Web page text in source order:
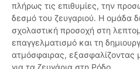
πλήρως τις επιθυμίες, την
δεσμό του ζευγαριού. Η ομάδα
σχολαστική προσοχή στη
επαγγελματισμό και τη
ατμόσφαιρας, εξασφαλίζοντας
για τα ζευγάρια στη Ρόδο.